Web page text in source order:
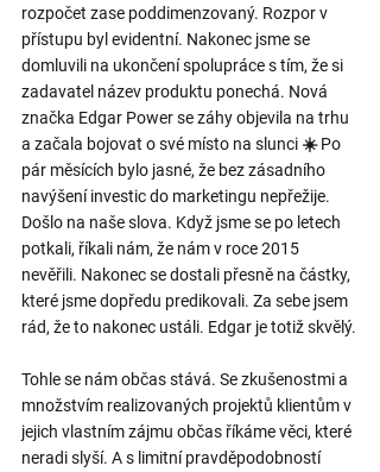
rozpočet zase poddimenzovaný. Rozpor v
přístupu byl evidentní. Nakonec jsme se
domluvili na ukončení spolupráce s tím, že si
zadavatel název produktu ponechá. Nová
značka Edgar Power se záhy objevila na trhu
a začala bojovat o své místo na slunci ☀️ Po
pár měsících bylo jasné, že bez zásadního
navýšení investic do marketingu nepřežije.
Došlo na naše slova. Když jsme se po letech
potkali, říkali nám, že nám v roce 2015
nevěřili. Nakonec se dostali přesně na částky,
které jsme dopředu predikovali. Za sebe jsem
rád, že to nakonec ustáli. Edgar je totiž skvělý.
Tohle se nám občas stává. Se zkušenostmi a
množstvím realizovaných projektů klientům v
jejich vlastním zájmu občas říkáme věci, které
neradi slyší. A s limitní pravděpodobností